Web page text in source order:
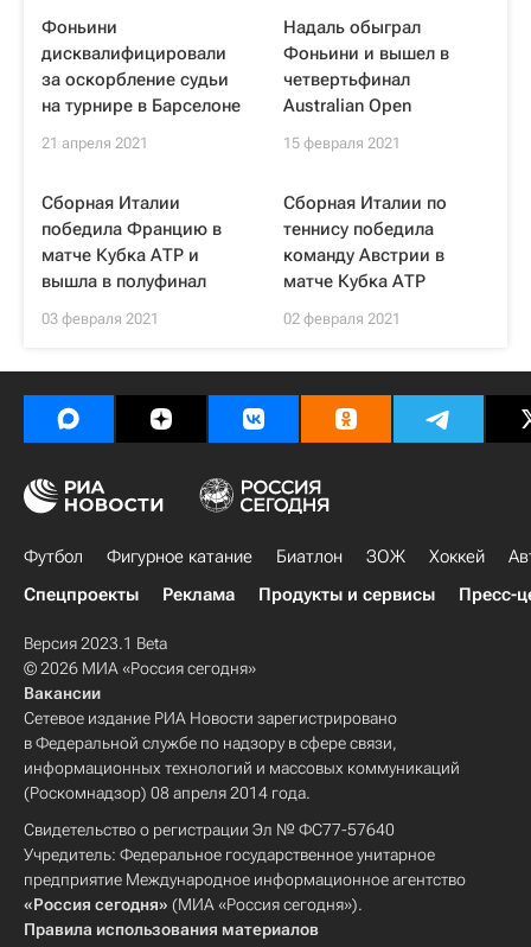
Фоньини
дисквалифицировали
за оскорбление судьи
на турнире в Барселоне
21 апреля 2021
Надаль обыграл
Фоньини и вышел в
четвертьфинал
Australian Open
15 февраля 2021
Сборная Италии
победила Францию в
матче Кубка АТР и
вышла в полуфинал
03 февраля 2021
Сборная Италии по
теннису победила
команду Австрии в
матче Кубка АТР
02 февраля 2021
Футбол Фигурное катание Биатлон ЗОЖ Хоккей
Спецпроекты
Реклама Продукты и сервисы Пресс-
Версия 2023.1 Beta
© 2026 МИА «Россия сегодня»
Вакансии
Сетевое издание РИА Новости зарегистрировано
в Федеральной службе по надзору в сфере связи,
информационных технологий и массовых коммуникаций
(Роскомнадзор) 08 апреля 2014 года.
Свидетельство о регистрации Эл № ФС77-57640
Учредитель: Федеральное государственное унитарное
предприятие Международное информационное агентство
«Россия сегодня» (МИА «Россия сегодня»).
Правила использования материалов